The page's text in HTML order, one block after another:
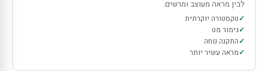
לבין מראה מעוצב ומרשים.
טקסטורה יוקרתית
גימור מט
התקנה נוחה
מראה עשיר יותר